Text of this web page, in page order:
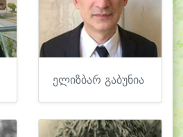
ელიზბარ გაბუნია